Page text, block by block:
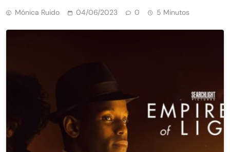
Mónica Ruido 04/06/2023 0 5 Minutos